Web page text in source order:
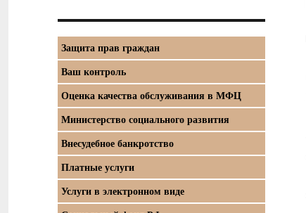
Защита прав граждан
Ваш контроль
Оценка качества обслуживания в МФЦ
Министерство социального развития
Внесудебное банкротство
Платные услуги
Услуги в электронном виде